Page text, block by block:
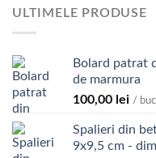
ULTIMELE PRODUSE
Bolard patrat
de marmura
100,00 lei /
Spalieri din
9x9,5 cm -